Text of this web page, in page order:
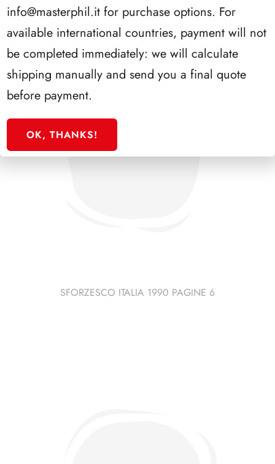
SFORZESCO ITALIA 1990 PAGINE 6
info@masterphil.it for purchase options. For
available international countries, payment will not
be completed immediately: we will calculate
shipping manually and send you a final quote
before payment.
OK, THANKS!